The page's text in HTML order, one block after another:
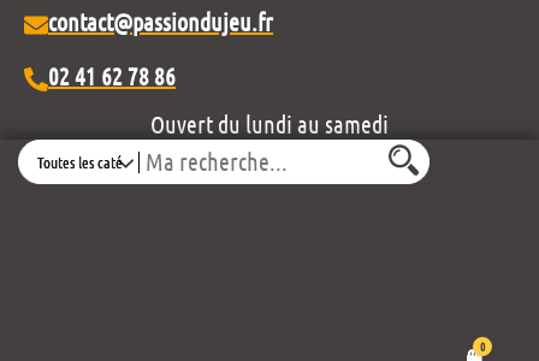
Search
0
contact@passiondujeu.fr
02 41 62 78 86
Ouvert du lundi au samedi
de 10h00 à 19h30